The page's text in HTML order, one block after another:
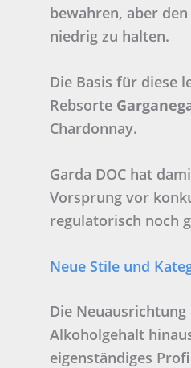
bewahren, aber
niedrig zu halten.
Die Basis für diese
Rebsorte
Chardonnay.
Garda DOC hat
Vorsprung vor
regulatorisch noch
Neue Stile und
Die
Alkoholgehalt
eigenständiges